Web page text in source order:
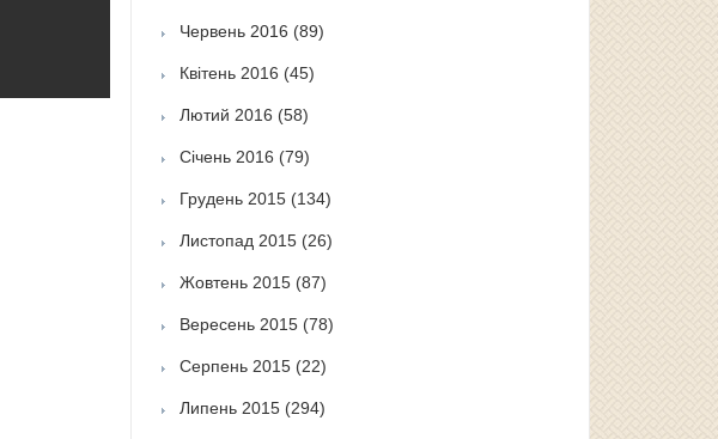
Червень 2016 (89)
Квітень 2016 (45)
Лютий 2016 (58)
Січень 2016 (79)
Грудень 2015(134)
Листопад 2015(26)
Жовтень 2015(87)
Вересень 2015(78)
Серпень 2015(22)
Липень 2015(294)